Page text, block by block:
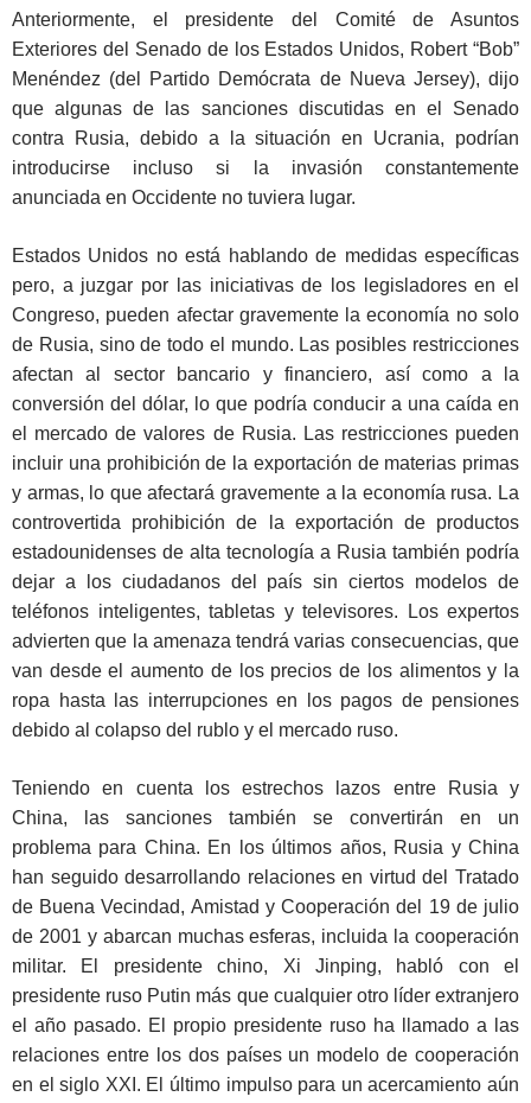
Anteriormente, el presidente del Comité de Asuntos
Exteriores del Senado de los Estados Unidos, Robert “Bob”
Menéndez (del Partido Demócrata de Nueva Jersey), dijo
que algunas de las sanciones discutidas en el Senado
contra Rusia, debido a la situación en Ucrania, podrían
introducirse incluso si la invasión constantemente
anunciada en Occidente no tuviera lugar.
Estados Unidos no está hablando de medidas específicas
pero, a juzgar por las iniciativas de los legisladores en el
Congreso, pueden afectar gravemente la economía no solo
de Rusia, sino de todo el mundo. Las posibles restricciones
afectan al sector bancario y financiero, así como a la
conversión del dólar, lo que podría conducir a una caída en
el mercado de valores de Rusia. Las restricciones pueden
incluir una prohibición de la exportación de materias primas
y armas, lo que afectará gravemente a la economía rusa. La
controvertida prohibición de la exportación de productos
estadounidenses de alta tecnología a Rusia también podría
dejar a los ciudadanos del país sin ciertos modelos de
teléfonos inteligentes, tabletas y televisores. Los expertos
advierten que la amenaza tendrá varias consecuencias, que
van desde el aumento de los precios de los alimentos y la
ropa hasta las interrupciones en los pagos de pensiones
debido al colapso del rublo y el mercado ruso.
Teniendo en cuenta los estrechos lazos entre Rusia y
China, las sanciones también se convertirán en un
problema para China. En los últimos años, Rusia y China
han seguido desarrollando relaciones en virtud del Tratado
de Buena Vecindad, Amistad y Cooperación del 19 de julio
de 2001 y abarcan muchas esferas, incluida la cooperación
militar. El presidente chino, Xi Jinping, habló con el
presidente ruso Putin más que cualquier otro líder extranjero
el año pasado. El propio presidente ruso ha llamado a las
relaciones entre los dos países un modelo de cooperación
en el siglo XXI. El último impulso para un acercamiento aún